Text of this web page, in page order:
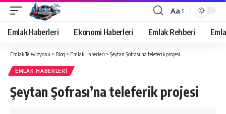
Yazı
Tipi
Boyutlandırıcı
Aa
Emlak Haberleri Ekonomi Haberleri Emlak Rehberi
Emlak Televizyonu > Blog > Emlak Haberleri > Şeytan Şofrası’na teleferik projesi
EMLAK HABERLERI
Şeytan Şofrası’na teleferik projesi